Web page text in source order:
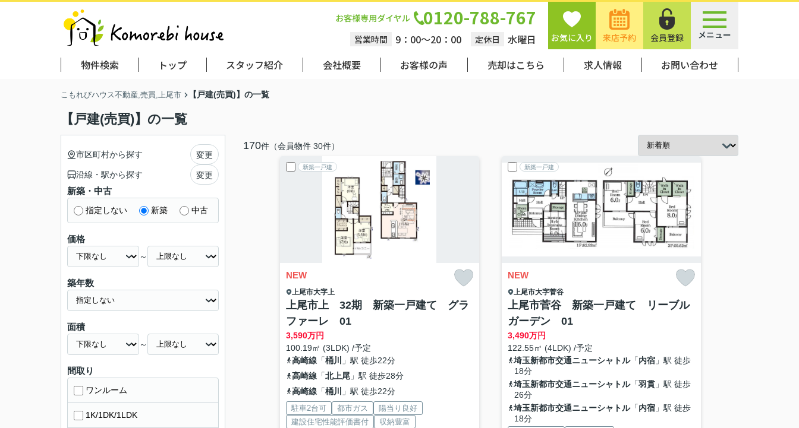
0120-788-767
営業時間 9：00～20：00 定休日 水曜日 お気に入り 来店予約 会員登録 メニュー
物件検索 トップ スタッフ紹介 会社概要 お客様の声 売却はこちら 求人情報 お問い合わせ
こもれびハウス不動産,売買,上尾市 【戸建(売買)】の一覧
【戸建(売買)】の一覧
170件（会員物件 30件）
新築一戸建
NEW
上尾市大字上
上尾市上 32期 新築一戸建て グラ
ファーレ 01
3,590万円
100.19㎡ (3LDK) /予定
高崎線「桶川
」駅 徒歩22分
高崎線「北上尾」駅 徒歩28分
高崎線「桶川 」駅 徒歩22分
駐車2台可 都市ガス
陽当り良好
建設住宅性能評価書付
収納豊富
新築一戸建
NEW
上尾市大字菅谷
上尾市菅谷 新築一戸建て リーブル
ガーデン 01
3,490万円
122.55㎡ (4LDK) /予定
埼玉新都市交通ニューシャトル「内宿」駅 徒歩
18分
埼玉新都市交通ニューシャトル「羽貫」駅 徒歩
26分
埼玉新都市交通ニューシャトル「内宿」駅 徒歩
18分
市区町村から探す 変更
沿線・駅から探す 変更
新築・中古
指定しない 新築 中古
価格
～
築年数
面積
～
間取り
ワンルーム
1K/1DK/1LDK